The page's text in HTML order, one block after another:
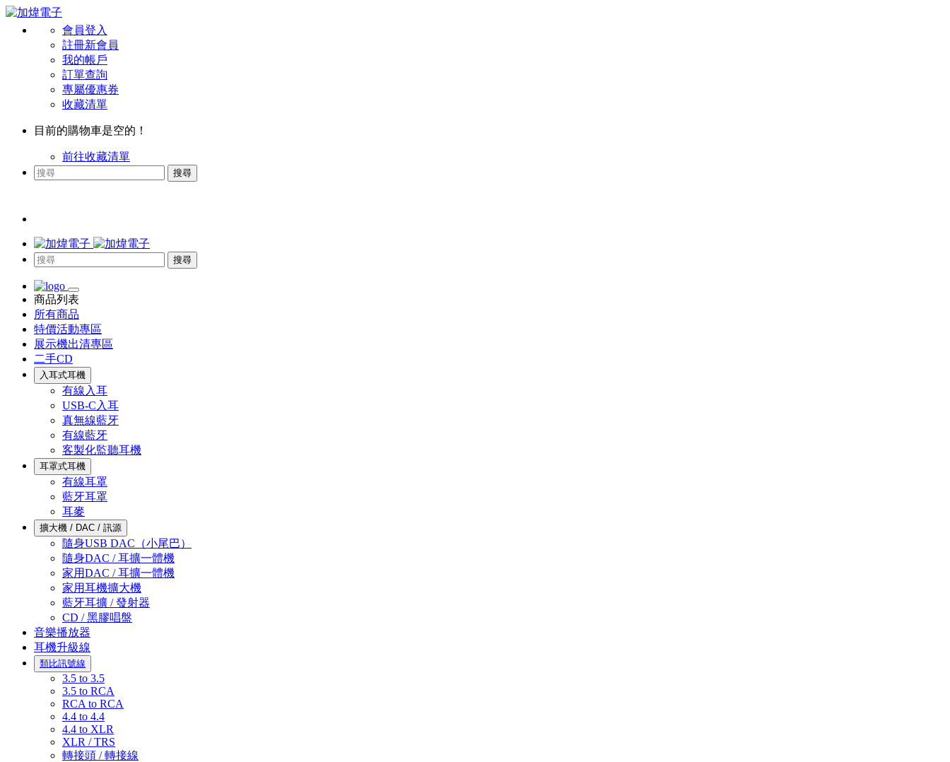
會員登入
註冊新會員
我的帳戶
訂單查詢
專屬優惠券
收藏清單
目前的購物車是空的！
前往收藏清單
搜尋
搜尋
商品列表
所有商品
特價活動專區
展示機出清專區
二手CD
入耳式耳機
有線入耳
USB-C入耳
真無線藍牙
有線藍牙
客製化監聽耳機
耳罩式耳機
有線耳罩
藍牙耳罩
耳麥
擴大機 / DAC / 訊源
隨身USB DAC（小尾巴）
隨身DAC / 耳擴一體機
家用DAC / 耳擴一體機
家用耳機擴大機
藍牙耳擴 / 發射器
CD / 黑膠唱盤
音樂播放器
耳機升級線
類比訊號線
3.5 to 3.5
3.5 to RCA
RCA to RCA
4.4 to 4.4
4.4 to XLR
XLR / TRS
轉接頭 / 轉接線